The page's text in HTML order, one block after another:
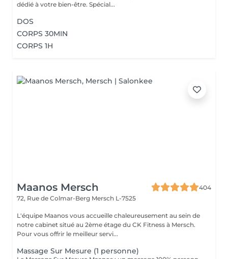
dédié à votre bien-être. Spécial...
DOS
CORPS 30MIN
CORPS 1H
Maanos Mersch
404
72, Rue de Colmar-Berg Mersch L-7525
L'équipe Maanos vous accueille chaleureusement au sein de
notre cabinet situé au 2ème étage du CK Fitness à Mersch.
Pour vous offrir le meilleur servi...
Massage Sur Mesure (1 personne)